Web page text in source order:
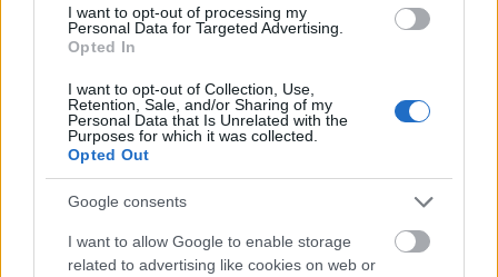
I want to opt-out of processing my
Personal Data for Targeted Advertising.
Opted In
I want to opt-out of Collection, Use,
Retention, Sale, and/or Sharing of my
Personal Data that Is Unrelated with the
Purposes for which it was collected.
Opted Out
Google consents
I want to allow Google to enable storage
related to advertising like cookies on web or
különszintű csomópontot hoz létre az MKIF az M1-es
bővítésénél.
Új gyalogosátkelők és jelzőlámpás
csomópont épül Angyalföldön
Hódmezővásárhely jó hírű református
iskoláját